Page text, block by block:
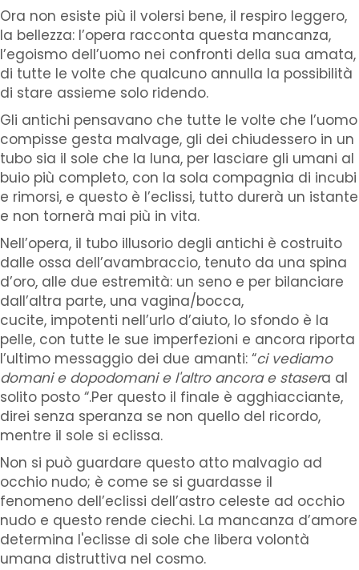
Ora non esiste più il volersi bene, il respiro leggero,
la bellezza: l’opera racconta questa mancanza,
l’egoismo dell’uomo nei confronti della sua amata,
di tutte le volte che qualcuno annulla la possibilità
di stare assieme solo ridendo.
Gli antichi pensavano che tutte le volte che l’uomo
compisse gesta malvage, gli dei chiudessero in un
tubo sia il sole che la luna, per lasciare gli umani al
buio più completo, con la sola compagnia di incubi
e rimorsi, e questo è l’eclissi, tutto durerà un istante
e non tornerà mai più in vita.
Nell’opera, il tubo illusorio degli antichi è costruito
dalle ossa dell’avambraccio, tenuto da una spina
d’oro, alle due estremità: un seno e per bilanciare
dall’altra parte, una vagina/bocca,
cucite, impotenti nell’urlo d’aiuto, lo sfondo è la
pelle, con tutte le sue imperfezioni e ancora riporta
l’ultimo messaggio dei due amanti: “ci vediamo
domani e dopodomani e l'altro ancora e stasera al
solito posto “.Per questo il finale è agghiacciante,
direi senza speranza se non quello del ricordo,
mentre il sole si eclissa.
Non si può guardare questo atto malvagio ad
occhio nudo; è come se si guardasse il
fenomeno dell’eclissi dell’astro celeste ad occhio
nudo e questo rende ciechi. La mancanza d’amore
determina l'eclisse di sole che libera volontà
umana distruttiva nel cosmo.